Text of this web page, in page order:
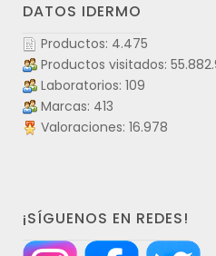
DATOS IDERMO
Productos: 4.475
Productos visitados:
Laboratorios: 109
Marcas: 413
Valoraciones: 16.978
¡SÍGUENOS EN REDES!